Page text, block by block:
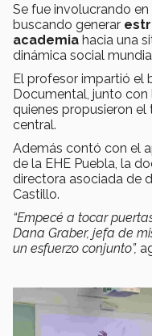
Se fue involucrando
buscando generar
academia hacia una
dinámica social
El profesor impartió el
Documental, junto con
quienes propusieron
central.
Además contó con el
de la EHE Puebla, la
directora asociada de
Castillo.
“Empecé a tocar
Dana Graber, jefa de
un esfuerzo conjunto”,